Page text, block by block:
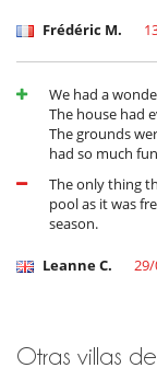
Sala de juegos
Sistema de seguridad
Trampolín
Para su
Aire acondicionado
Chimenea
Comedor
Estudio
Sala de lectura
Salón TV
Veranda o terraza
Frédéric M.
We had a
The house had
The grounds
had so much
The only thing
pool as it was
season.
Leanne C.
Otras villas